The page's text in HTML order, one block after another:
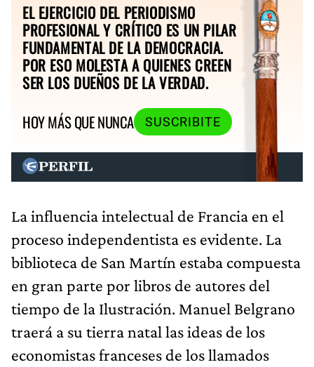
EL EJERCICIO DEL PERIODISMO
PROFESIONAL Y CRÍTICO ES UN PILAR
FUNDAMENTAL DE LA DEMOCRACIA.
POR ESO MOLESTA A QUIENES CREEN
SER LOS DUEÑOS DE LA VERDAD.
HOY MÁS QUE NUNCA
SUSCRIBITE
La influencia intelectual de Francia en el
proceso independentista es evidente. La
biblioteca de San Martín estaba compuesta
en gran parte por libros de autores del
tiempo de la Ilustración. Manuel Belgrano
traerá a su tierra natal las ideas de los
economistas franceses de los llamados